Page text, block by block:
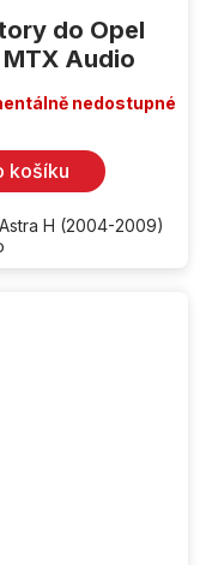
do Opel
Audio
nedostupné
košíku
H (2004-2009)